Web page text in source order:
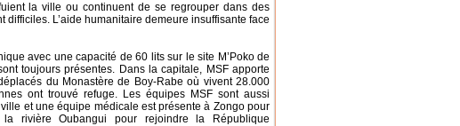
la ville ou continuent de se regrouper dans des
L’aide humanitaire demeure insuffisante face
avec une capacité de 60 lits sur le site M’Poko de
toujours présentes. Dans la capitale, MSF apporte
du Monastère de Boy-Rabe où vivent 28.000
ont trouvé refuge. Les équipes MSF sont aussi
et une équipe médicale est présente à Zongo pour
rivière Oubangui pour rejoindre la République